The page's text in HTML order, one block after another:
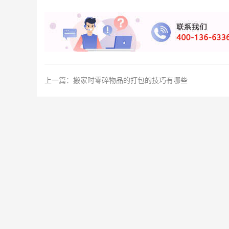
上一篇： 搬家时零碎物品的打包的技巧有哪些